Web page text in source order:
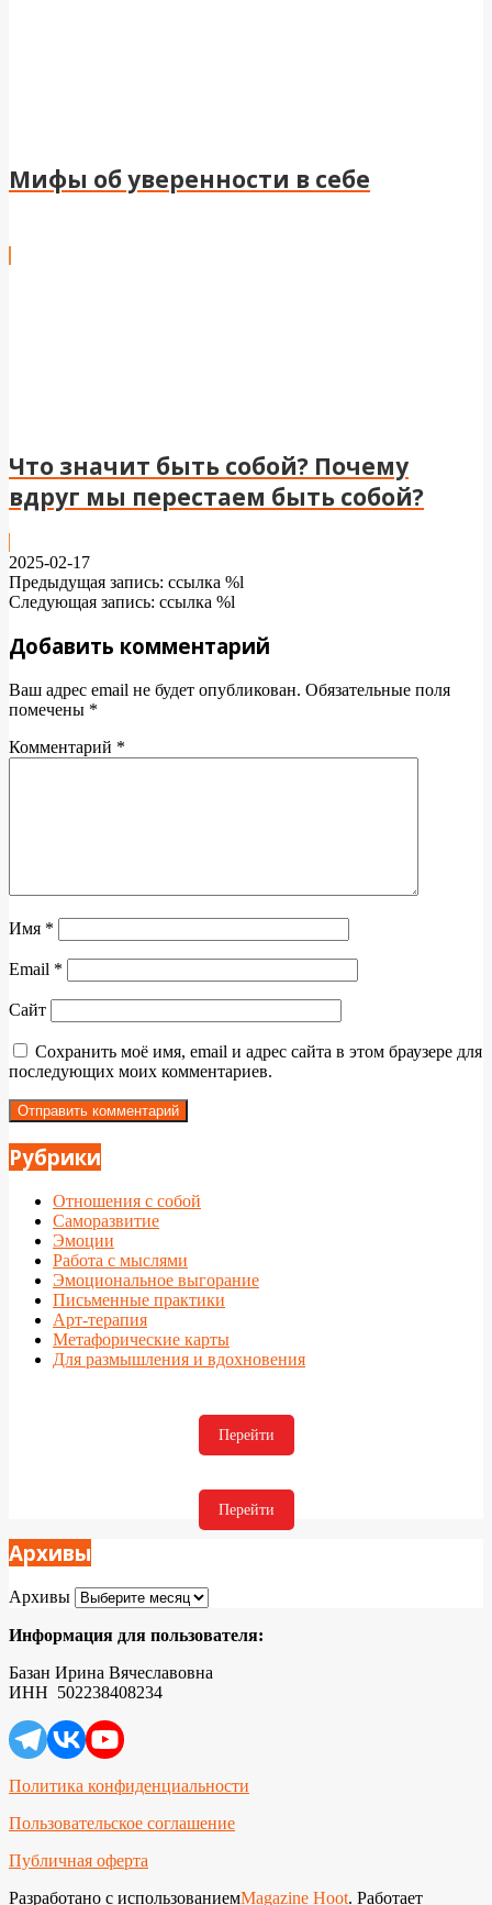
Мифы об уверенности в себе
Что значит быть собой? Почему
вдруг мы перестаем быть собой?
2025-02-17
Предыдущая запись: ссылка %l
Следующая запись: ссылка %l
Добавить комментарий
Ваш адрес email не будет опубликован. Обязательные поля
помечены *
Комментарий *
Имя *
Email *
Сайт
Сохранить моё имя, email и адрес сайта в этом браузере для
последующих моих комментариев.
Рубрики
Отношения с собой
Саморазвитие
Эмоции
Работа с мыслями
Эмоциональное выгорание
Письменные практики
Арт-терапия
Метафорические карты
Для размышления и вдохновения
Перейти
Перейти
Архивы
Архивы
Информация для пользователя:
Базан Ирина Вячеславовна
ИНН 502238408234
Политика конфиденциальности
Пользовательское соглашение
Публичная оферта
Разработано с использованиемMagazine Hoot. Работает